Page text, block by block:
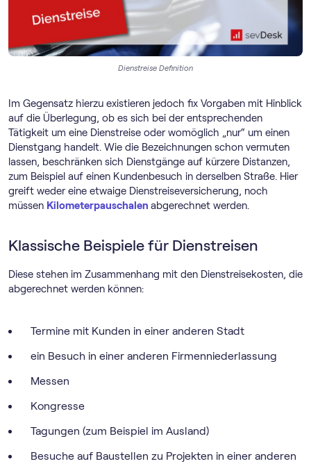
Dienstreise Definition
Im Gegensatz hierzu existieren jedoch fix Vorgaben mit Hinblick
auf die Überlegung, ob es sich bei der entsprechenden
Tätigkeit um eine Dienstreise oder womöglich „nur“ um einen
Dienstgang handelt. Wie die Bezeichnungen schon vermuten
lassen, beschränken sich Dienstgänge auf kürzere Distanzen,
zum Beispiel auf einen Kundenbesuch in derselben Straße. Hier
greift weder eine etwaige Dienstreiseversicherung, noch
müssen Kilometerpauschalen abgerechnet werden.
Klassische Beispiele für Dienstreisen
Diese stehen im Zusammenhang mit den Dienstreisekosten, die
abgerechnet werden können:
Termine mit Kunden in einer anderen Stadt
ein Besuch in einer anderen Firmenniederlassung
Messen
Kongresse
Tagungen (zum Beispiel im Ausland)
Besuche auf Baustellen zu Projekten in einer anderen